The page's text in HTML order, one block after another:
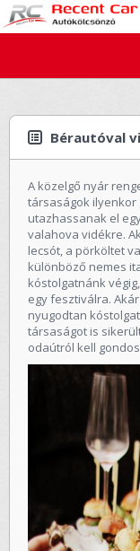
Bérautóval
A közelgő nyár
társaságok ilyenkor
utazhassanak el
valahova vidékre.
lecsót, a pörköltet
különböző nemes
kóstolgatnánk
egy fesztiválra.
nyugodtan
társaságot is
odaútról kell